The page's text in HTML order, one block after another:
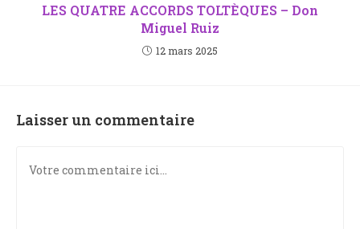
LES QUATRE ACCORDS TOLTÈQUES – Don
Miguel Ruiz
12 mars 2025
Laisser un commentaire